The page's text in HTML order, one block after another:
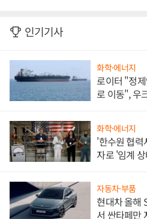
인기기사
화학·에너지
로이터 "정
로 이동", 우
화학·에너지
'한수원 협력
자로 '임계
자동차·부품
현대차 올해
서 싼타페만